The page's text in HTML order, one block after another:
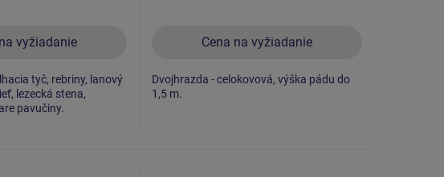
vyžiadanie
tyč, rebriny, lanový
lezecká stena,
pavučiny.
Cena na vyžiadanie
Dvojhrazda - celokovová, výška pádu do
1,5 m.